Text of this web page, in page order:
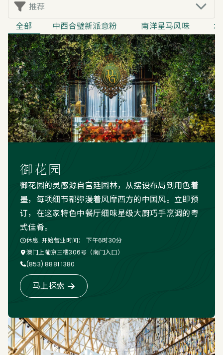
推荐
全部
中西合璧新派意粉 南洋星马风味
御花园
御花园的灵感源自宫廷园林，从摆设布局到用色着
墨，每项细节都弥漫着风靡西方的中国风。立即预
订，在这家特色中餐厅细味星级大厨巧手烹调的粤
式佳肴。
休息. 开始营业时间： 下午6时30分
澳门上葡京三楼306号（南门入口）
(853) 8881 1380
马上探索